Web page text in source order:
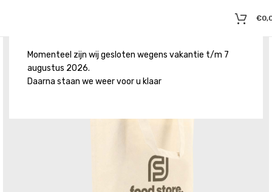
Momenteel zijn wij gesloten wegens vakantie t/m 7
augustus 2026.
Daarna staan we weer voor u klaar
€